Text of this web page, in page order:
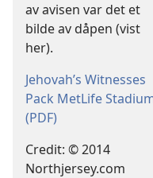
av avisen var det et
bilde av dåpen (vist
her).
Jehovah’s Witnesses
Pack MetLife
(PDF)
Credit: © 2014
Northjersey.com